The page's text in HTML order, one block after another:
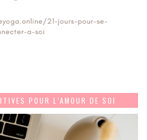
POUR L’AMOUR DE SOI